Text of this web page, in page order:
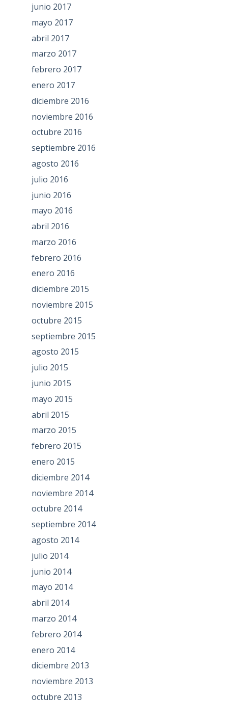
junio 2017
mayo 2017
abril 2017
marzo 2017
febrero 2017
enero 2017
diciembre 2016
noviembre 2016
octubre 2016
septiembre 2016
agosto 2016
julio 2016
junio 2016
mayo 2016
abril 2016
marzo 2016
febrero 2016
enero 2016
diciembre 2015
noviembre 2015
octubre 2015
septiembre 2015
agosto 2015
julio 2015
junio 2015
mayo 2015
abril 2015
marzo 2015
febrero 2015
enero 2015
diciembre 2014
noviembre 2014
octubre 2014
septiembre 2014
agosto 2014
julio 2014
junio 2014
mayo 2014
abril 2014
marzo 2014
febrero 2014
enero 2014
diciembre 2013
noviembre 2013
octubre 2013